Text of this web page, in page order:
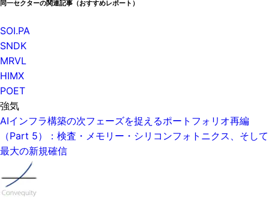
同一セクターの関連記事（おすすめレポート）
SOI.PA
SNDK
MRVL
HIMX
POET
強気
AIインフラ構築の次フェーズを捉えるポートフォリオ再編
（Part 5）：検査・メモリー・シリコンフォトニクス、そして
最大の新規確信